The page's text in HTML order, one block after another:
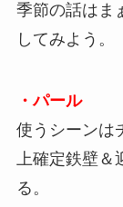
季節の話はま
してみよう。
・パール
使うシーンは
上確定鉄壁＆
る。